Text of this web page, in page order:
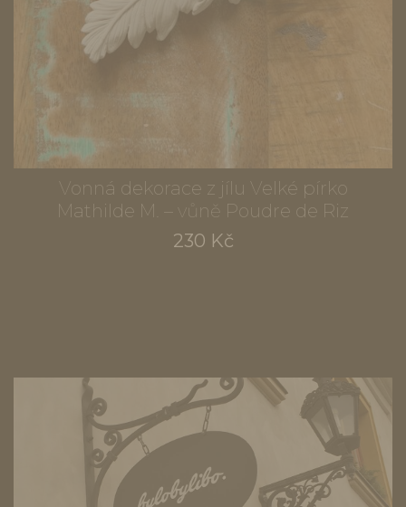
Vonná dekorace z jílu Velké pírko
Mathilde M. – vůně Poudre de Riz
230 Kč